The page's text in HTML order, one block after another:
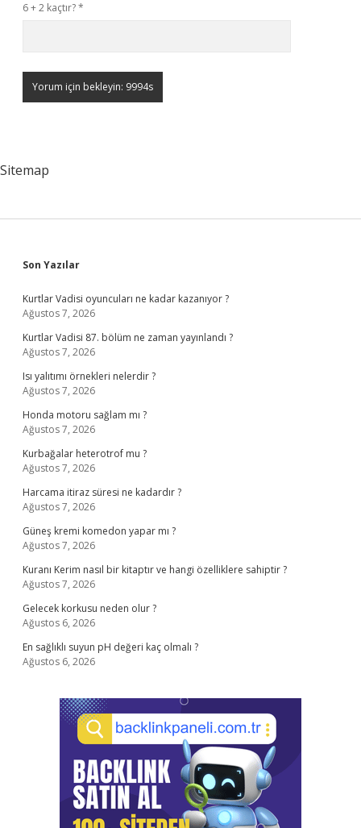
6 + 2 kaçtır?*
Sitemap
Sidebar
Son Yazılar
Kurtlar Vadisi oyuncuları ne kadar kazanıyor ?
Ağustos 7, 2026
Kurtlar Vadisi 87. bölüm ne zaman yayınlandı ?
Ağustos 7, 2026
Isı yalıtımı örnekleri nelerdir ?
Ağustos 7, 2026
Honda motoru sağlam mı ?
Ağustos 7, 2026
Kurbağalar heterotrof mu ?
Ağustos 7, 2026
Harcama itiraz süresi ne kadardır ?
Ağustos 7, 2026
Güneş kremi komedon yapar mı ?
Ağustos 7, 2026
Kuranı Kerim nasıl bir kitaptır ve hangi özelliklere sahiptir ?
Ağustos 7, 2026
Gelecek korkusu neden olur ?
Ağustos 6, 2026
En sağlıklı suyun pH değeri kaç olmalı ?
Ağustos 6, 2026